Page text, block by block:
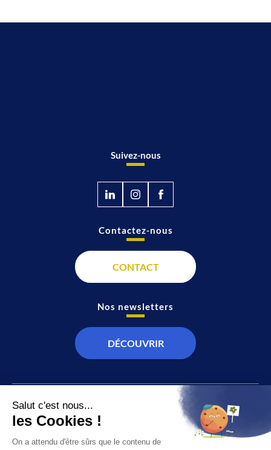
Suivez-nous
JT
À propos de nous
Contactez-nous
CONTACT
Nos newsletters
DÉCOUVRIR